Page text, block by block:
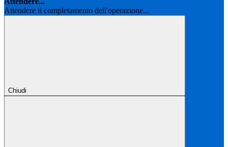
Attendere il completamento dell'operazione...
Chiudi